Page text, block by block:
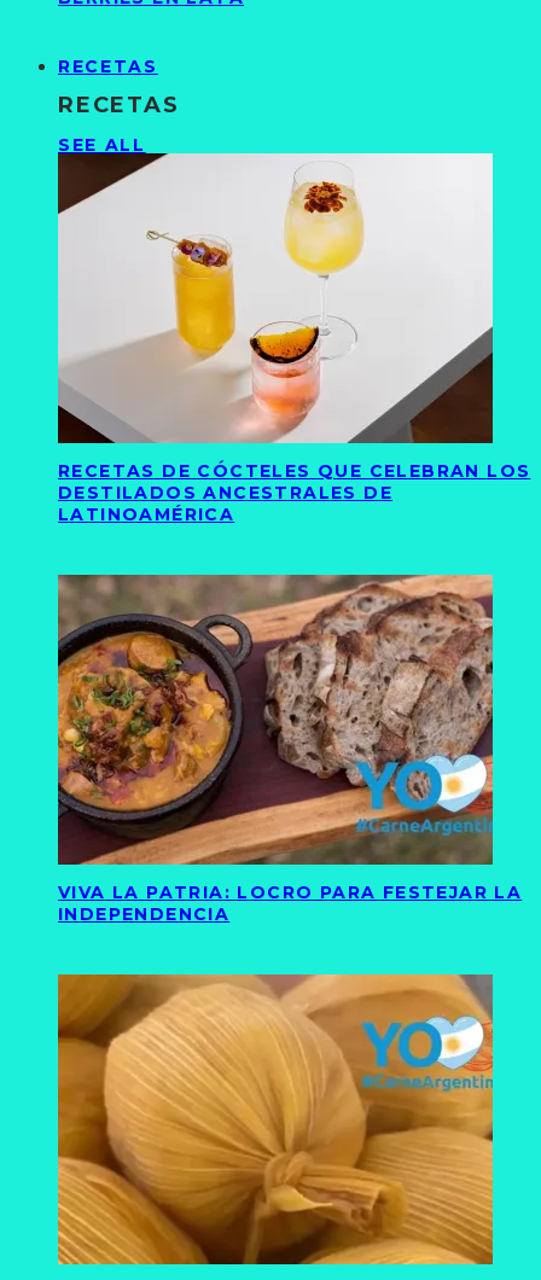
RECETAS
RECETAS
SEE ALL
RECETAS DE CÓCTELES QUE CELEBRAN LOS
DESTILADOS ANCESTRALES DE
LATINOAMÉRICA
VIVA LA PATRIA: LOCRO PARA FESTEJAR LA
INDEPENDENCIA